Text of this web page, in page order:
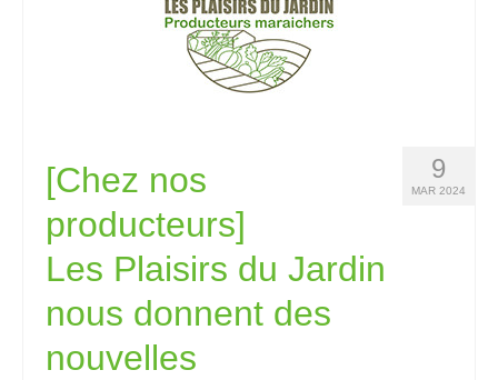
9
MAR 2024
[Chez nos
producteurs]
Les Plaisirs du Jardin
nous donnent des
nouvelles